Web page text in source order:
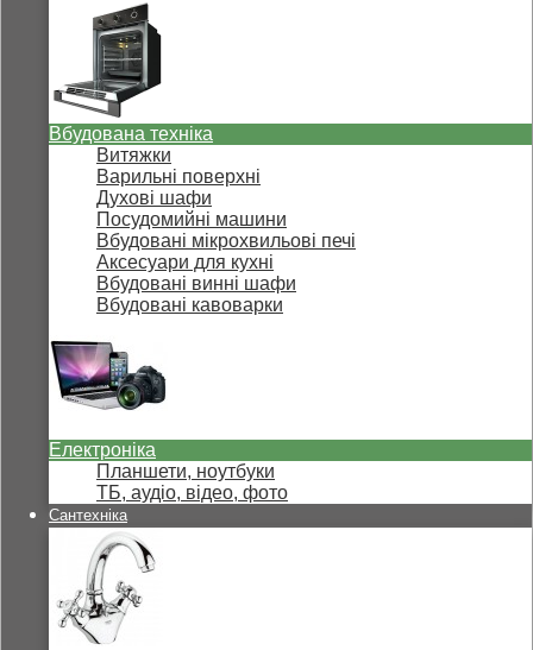
Вбудована техніка
Витяжки
Варильні поверхні
Духові шафи
Посудомийні машини
Вбудовані мікрохвильові печі
Аксесуари для кухні
Вбудовані винні шафи
Вбудовані кавоварки
Електроніка
Планшети, ноутбуки
ТБ, аудіо, відео, фото
Сантехніка